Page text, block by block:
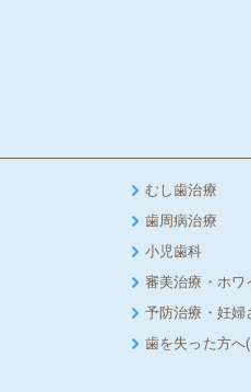
むし歯治療
歯周病治療
小児歯科
審美治療・ホワ
予防治療・妊婦
歯を失った方へ